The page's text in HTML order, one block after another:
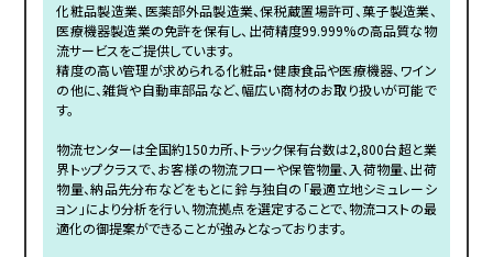
化粧品製造業、医薬部外品製造業、保税蔵置場許可、菓子製造業、
医療機器製造業の免許を保有し、出荷精度99.999%の高品質な物
流サービスをご提供しています。
精度の高い管理が求められる化粧品・健康食品や医療機器、ワイン
の他に、雑貨や自動車部品など、幅広い商材のお取り扱いが可能で
す。
物流センターは全国約150カ所、トラック保有台数は2,800台超と業
界トップクラスで、お客様の物流フローや保管物量、入荷物量、出荷
物量、納品先分布などをもとに鈴与独自の「最適立地シミュレーシ
ョン」により分析を行い、物流拠点を選定することで、物流コストの最
適化の御提案ができることが強みとなっております。